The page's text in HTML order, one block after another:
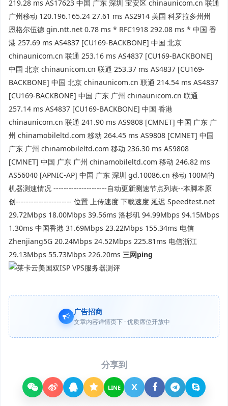
219.28 ms AS17623 中国 广东 深圳 宝安区 chinaunicom.cn 联通
广州移动 120.196.165.24 27.61 ms AS2914 美国 科罗拉多州州
恩格尔伍德 gin.ntt.net 0.78 ms * RFC1918 292.08 ms * 中国 香
港 257.69 ms AS4837 [CU169-BACKBONE] 中国 北京
chinaunicom.cn 联通 253.16 ms AS4837 [CU169-BACKBONE]
中国 北京 chinaunicom.cn 联通 253.37 ms AS4837 [CU169-
BACKBONE] 中国 北京 chinaunicom.cn 联通 214.54 ms AS4837
[CU169-BACKBONE] 中国 广东 广州 chinaunicom.cn 联通
257.14 ms AS4837 [CU169-BACKBONE] 中国 香港
chinaunicom.cn 联通 241.90 ms AS9808 [CMNET] 中国 广东 广
州 chinamobileltd.com 移动 264.45 ms AS9808 [CMNET] 中国
广东 广州 chinamobileltd.com 移动 236.30 ms AS9808
[CMNET] 中国 广东 广州 chinamobileltd.com 移动 246.82 ms
AS56040 [APNIC-AP] 中国 广东 深圳 gd.10086.cn 移动 100M的
机器测速情况 ---------------------自动更新测速节点列表--本脚本原
创---------------------- 位置 上传速度 下载速度 延迟 Speedtest.net
29.72Mbps 18.00Mbps 39.56ms 洛杉矶 94.99Mbps 94.15Mbps
1.30ms 中国香港 31.69Mbps 23.22Mbps 155.34ms 电信
Zhenjiang5G 20.24Mbps 24.52Mbps 225.81ms 电信浙江
29.13Mbps 55.73Mbps 226.20ms 三网ping
广告招商
文章内容详情页下 · 优质席位开放中
分享到
LINE X